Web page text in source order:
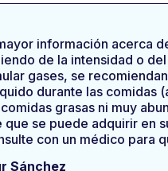
información acerca
de la intensidad o
gases, se
durante las comidas
grasas ni muy
se puede adquirir en
con un médico para
Sánchez